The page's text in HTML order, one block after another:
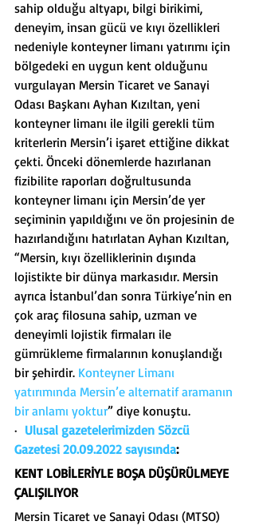
sahip olduğu altyapı, bilgi birikimi,
deneyim, insan gücü ve kıyı özellikleri
nedeniyle konteyner limanı yatırımı için
bölgedeki en uygun kent olduğunu
vurgulayan Mersin Ticaret ve Sanayi
Odası Başkanı Ayhan Kızıltan, yeni
konteyner limanı ile ilgili gerekli tüm
kriterlerin Mersin’i işaret ettiğine dikkat
çekti. Önceki dönemlerde hazırlanan
fizibilite raporları doğrultusunda
konteyner limanı için Mersin’de yer
seçiminin yapıldığını ve ön projesinin de
hazırlandığını hatırlatan Ayhan Kızıltan,
“Mersin, kıyı özelliklerinin dışında
lojistikte bir dünya markasıdır. Mersin
ayrıca İstanbul’dan sonra Türkiye’nin en
çok araç filosuna sahip, uzman ve
deneyimli lojistik firmaları ile
gümrükleme firmalarının konuşlandığı
bir şehirdir. Konteyner Limanı
yatırımında Mersin’e alternatif aramanın
bir anlamı yoktur” diye konuştu.
· Ulusal gazetelerimizden Sözcü
Gazetesi 20.09.2022 sayısında:
KENT LOBİLERİYLE BOŞA DÜŞÜRÜLMEYE
ÇALIŞILIYOR
Mersin Ticaret ve Sanayi Odası (MTSO)